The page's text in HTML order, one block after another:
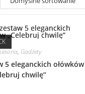
, Gadżety
5 eleganckich ołówków
chwilę”